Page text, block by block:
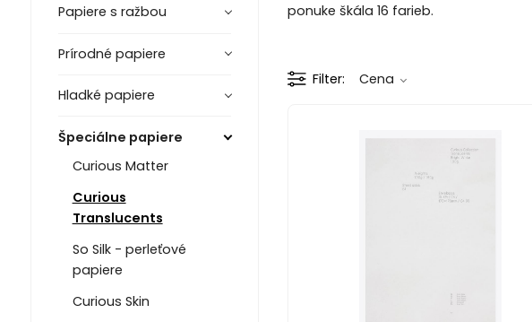
Papiere s ražbou
Prírodné papiere
Hladké papiere
Špeciálne papiere
Curious Matter
Curious
Translucents
So Silk - perleťové
papiere
Curious Skin
ponuke škála 16 farieb.
Filter Cena